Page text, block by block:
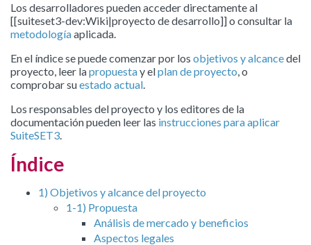
Los desarrolladores pueden acceder directamente al
[[suiteset3-dev:Wiki|proyecto de desarrollo]] o consultar la
metodologíaaplicada.
En el índice se puede comenzar por los objetivos y alcancedel
proyecto, leer lapropuestay elplan de proyecto, o
comprobar suestado actual.
Los responsables del proyecto y los editores de la
documentación pueden leer las instrucciones para aplicar
SuiteSET3.
Índice
1) Objetivos y alcance del proyecto
1-1) Propuesta
Análisis de mercado y beneficios
Aspectos legales